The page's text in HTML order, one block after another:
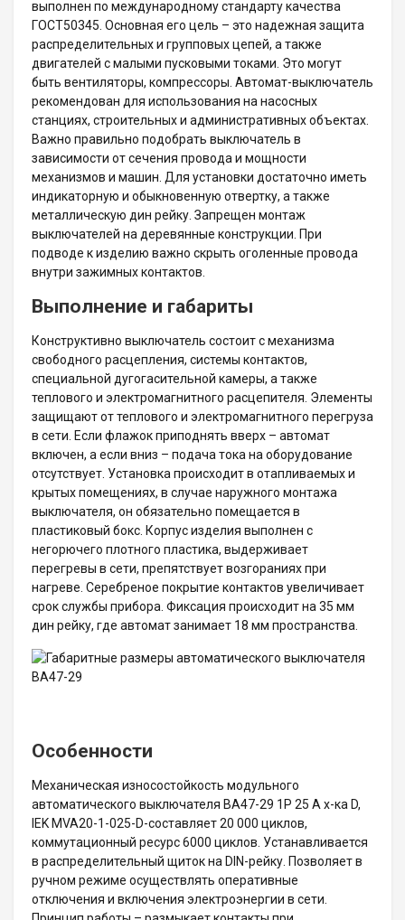
выполнен по международному стандарту качества
ГОСТ50345. Основная его цель – это надежная защита
распределительных и групповых цепей, а также
двигателей с малыми пусковыми токами. Это могут
быть вентиляторы, компрессоры. Автомат-выключатель
рекомендован для использования на насосных
станциях, строительных и административных объектах.
Важно правильно подобрать выключатель в
зависимости от сечения провода и мощности
механизмов и машин. Для установки достаточно иметь
индикаторную и обыкновенную отвертку, а также
металлическую дин рейку. Запрещен монтаж
выключателей на деревянные конструкции. При
подводе к изделию важно скрыть оголенные провода
внутри зажимных контактов.
Выполнение и габариты
Конструктивно выключатель состоит с механизма
свободного расцепления, системы контактов,
специальной дугогасительной камеры, а также
теплового и электромагнитного расцепителя. Элементы
защищают от теплового и электромагнитного перегруза
в сети. Если флажок приподнять вверх – автомат
включен, а если вниз – подача тока на оборудование
отсутствует. Установка происходит в отапливаемых и
крытых помещениях, в случае наружного монтажа
выключателя, он обязательно помещается в
пластиковый бокс. Корпус изделия выполнен с
негорючего плотного пластика, выдерживает
перегревы в сети, препятствует возгораниях при
нагреве. Серебреное покрытие контактов увеличивает
срок службы прибора. Фиксация происходит на 35 мм
дин рейку, где автомат занимает 18 мм пространства.
Особенности
Механическая износостойкость модульного
автоматического выключателя ВА47-29 1P 25 А х-ка D,
IEK MVA20-1-025-D-составляет 20 000 циклов,
коммутационный ресурс 6000 циклов. Устанавливается
в распределительный щиток на DIN-рейку. Позволяет в
ручном режиме осуществлять оперативные
отключения и включения электроэнергии в сети.